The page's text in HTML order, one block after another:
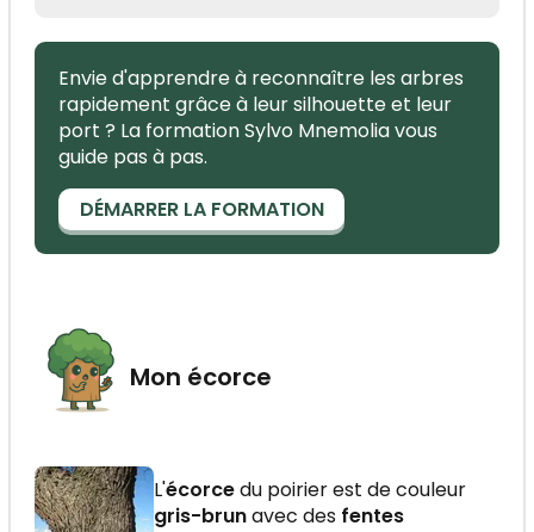
Envie d'apprendre à reconnaître les arbres
rapidement grâce à leur silhouette et leur
port ? La formation Sylvo Mnemolia vous
guide pas à pas.
DÉMARRER LA FORMATION
Mon écorce
L'écorcedu poirier est de couleur
gris-brunavec des fentes